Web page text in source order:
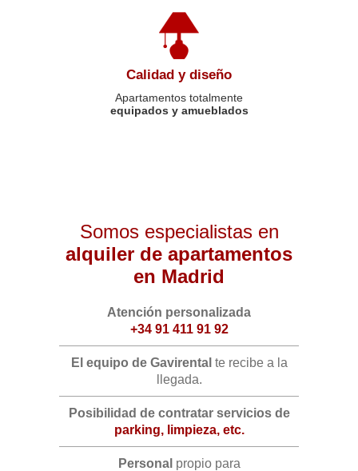
Calidad y diseño
Apartamentos totalmente
equipados y amueblados
Somos especialistas en
alquiler de apartamentos
en Madrid
Atención personalizada
+34 91 411 91 92
El equipo de Gavirental te recibe a la
llegada.
Posibilidad de contratar servicios de
parking, limpieza, etc.
Personal propio para